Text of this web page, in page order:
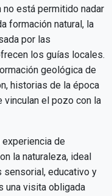
está permitido nadar
formación natural, la
por las
los guías locales.
geológica de
historias de la época
vinculan el pozo con la
experiencia de
la naturaleza, ideal
sensorial, educativo y
una visita obligada